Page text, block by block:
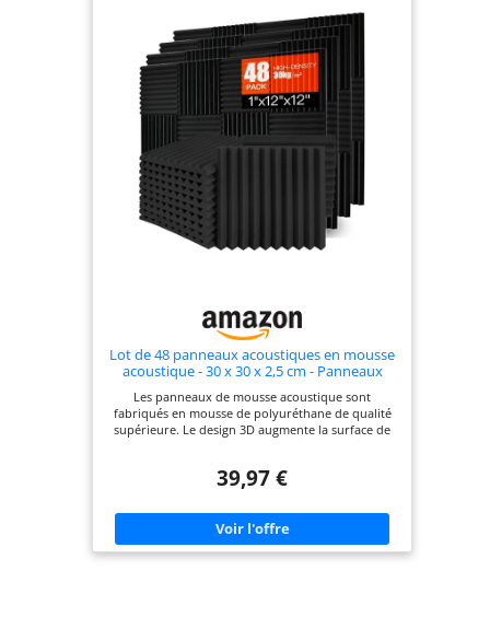
(2,88 m²) ou 10 (7,20 m²), chaque panneau mural
décoratif mesure 120 x 60 cm. Une couverture
modulable pour habiller totalement ou
partiellement votre intérieur Design chaleureux &
intemporel: Ces panneaux bois muraux apportent
une touche naturelle et chaleureuse à votre
décoration. Leur veinage authentique sublime le
salon, la chambre ou un couloir, créant une
ambiance cosy et raffinée qui s’intègre à tous les
styles contemporains Facile à découper à la taille
souhaitée : pour une flexibilité maximale dans la
conception, il suffit de marquer la ligne de coupe
désirée, d’y appliquer du ruban adhésif et de
découper le long de la ligne.
Lot de 48 panneaux acoustiques en mousse
acoustique - 30 x 30 x 2,5 cm - Panneaux
haute densité
Les panneaux de mousse acoustique sont
fabriqués en mousse de polyuréthane de qualité
supérieure. Le design 3D augmente la surface de
l'écho flottant, la réverbération, les ondes
flottant, la réverbération, les ondes stationnaires
et les bruits à haute fréquence. Améliorez la
qualité sonore et la clarté, offrez-vous un
environnement calme et confortable. Les plaques
39,97 €